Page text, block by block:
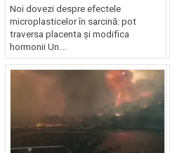
Noi dovezi despre efectele
microplasticelor în sarcină: pot
traversa placenta și modifica
hormonii Un...